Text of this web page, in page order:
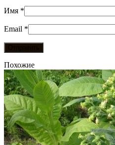
Имя *
Email *
Похожие